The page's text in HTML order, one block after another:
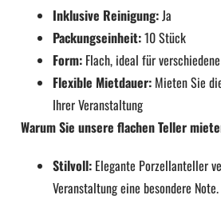
Inklusive Reinigung:Ja
Packungseinheit:10 Stück
Form: Flach, ideal für
Flexible Mietdauer: Mieten Sie
Ihrer Veranstaltung
Warum Sie unsere flachen Teller
Stilvoll: Elegante Porzellanteller
Veranstaltung eine besondere Note.